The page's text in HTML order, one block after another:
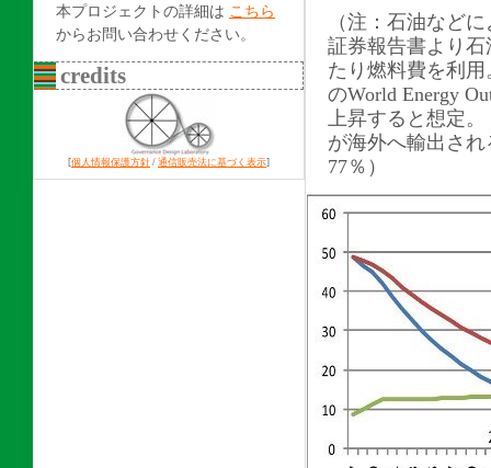
本プロジェクトの詳細は こちら
からお問い合わせください。
credits
[個人情報保護方針 / 通信販売法に基づく表示]
（注：石油など
証券報告書より
たり燃料費を利
のWorld Energy
上昇すると想定
が海外へ輸出さ
77％）